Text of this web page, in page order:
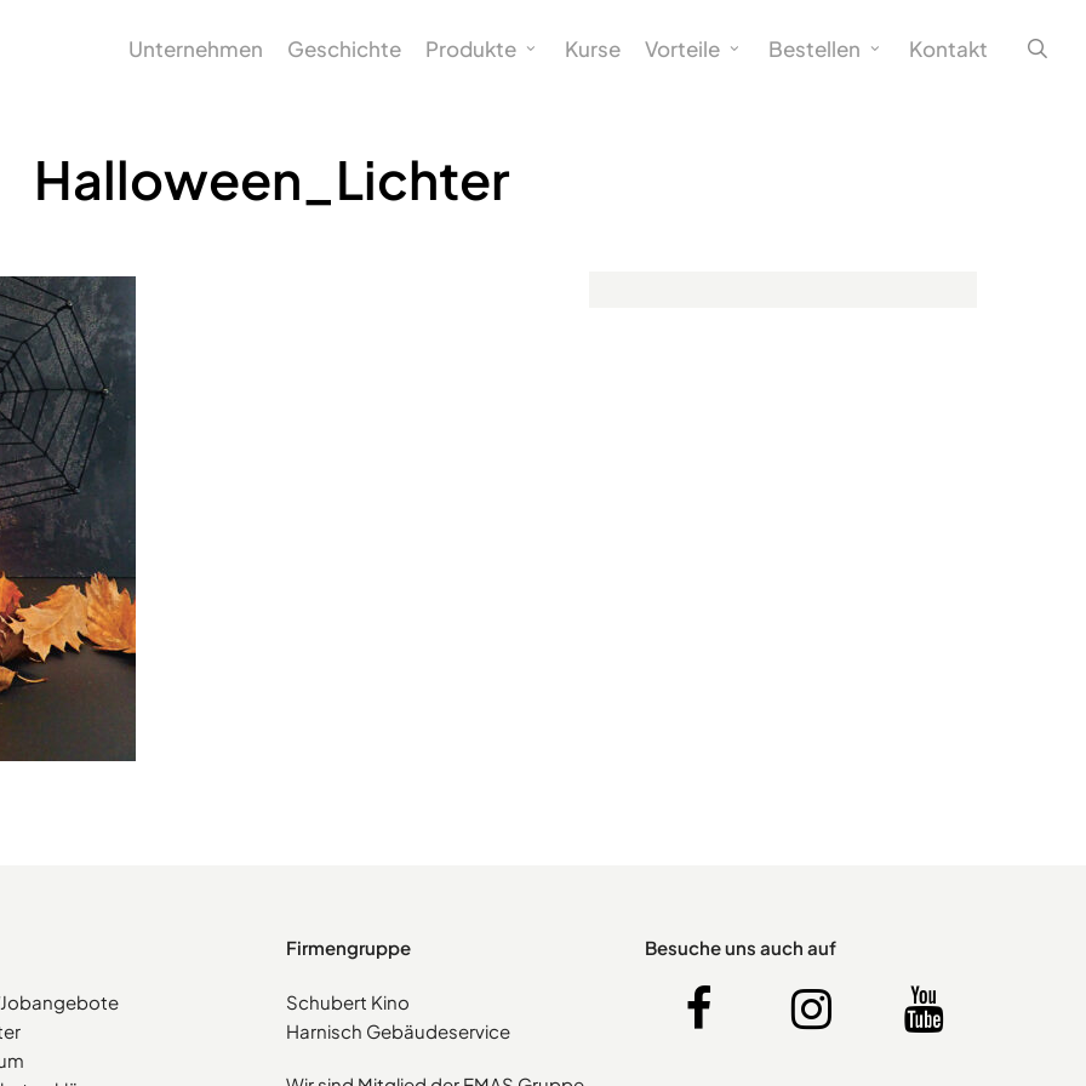
Unternehmen Geschichte Produkte Kurse Vorteile Bestellen Kontakt
Halloween_Lichter
Firmengruppe
Schubert Kino
Harnisch Gebäudeservice
Besuche uns auch auf